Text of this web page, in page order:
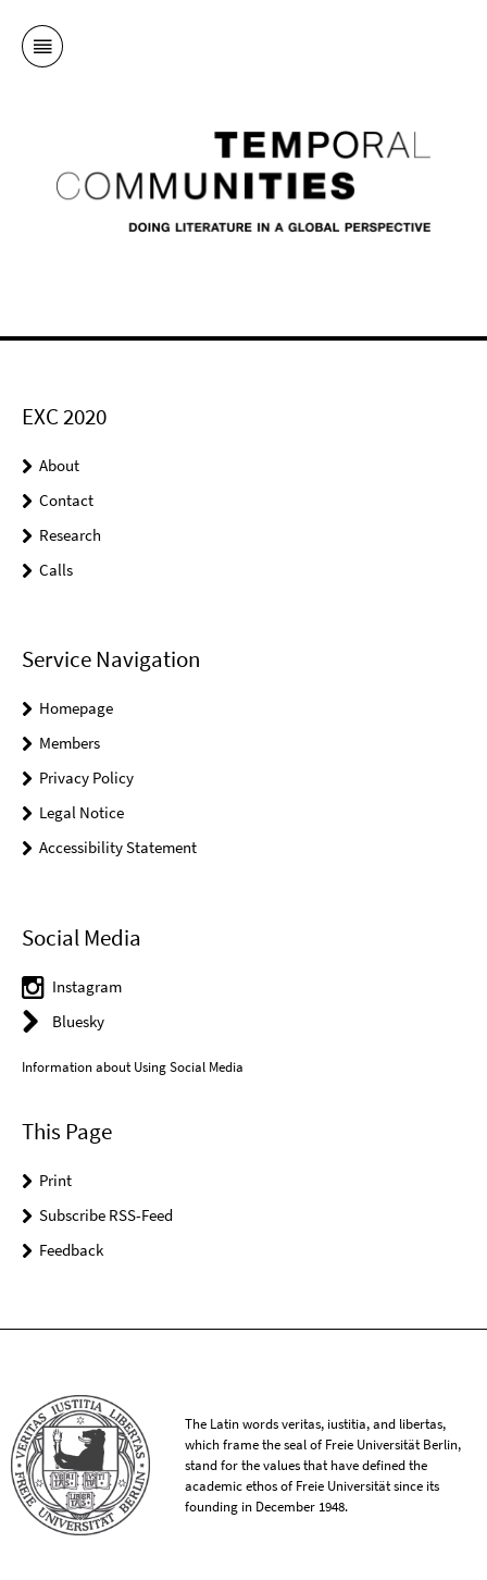
EXC 2020
About
Contact
Research
Calls
Service Navigation
Homepage
Members
Privacy Policy
Legal Notice
Accessibility Statement
Social Media
Instagram
Bluesky
Information about Using Social Media
This Page
Print
Subscribe RSS-Feed
Feedback
The Latin words veritas, iustitia, and libertas,
which frame the seal of Freie Universität Berlin,
stand for the values that have defined the
academic ethos of Freie Universität since its
founding in December 1948.